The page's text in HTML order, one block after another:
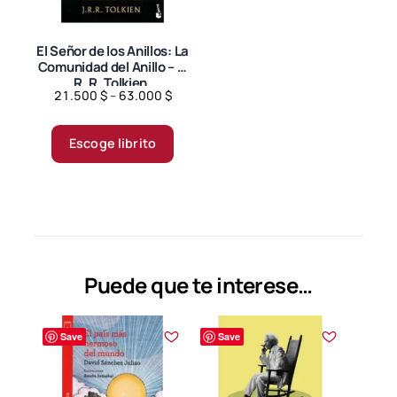
El Señor de los Anillos: La
Comunidad del Anillo – J.
R. R. Tolkien.
21.500 $– 63.000 $Price
21.500 $
Escoge librito
tiene
se
pueden
en
Puede que te interese…
Save Save